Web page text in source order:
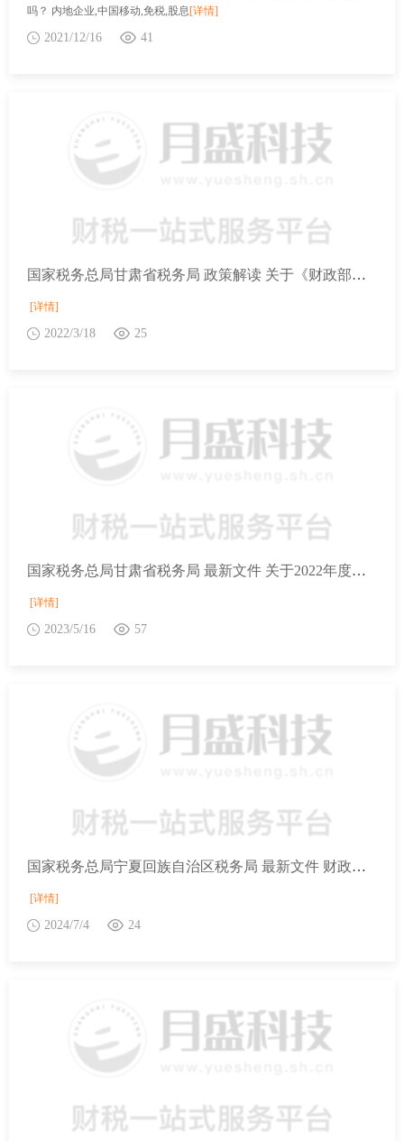
吗？ 内地企业,中国移动,免税,股息[详情]
2021/12/16 41
国家税务总局甘肃省税务局 政策解读 关于《财政部关于延续实施制造业中小微企业延缓缴纳部分税费有关事项的公告》的解读
[详情]
2022/3/18 25
国家税务总局甘肃省税务局 最新文件 关于2022年度税务师职业资格证书（电子版）上线的公告
[详情]
2023/5/16 57
国家税务总局宁夏回族自治区税务局 最新文件 财政部 海关总署 税务总局关于提高自香港澳门进境居民旅客携带行李物品免税额度的公告
[详情]
2024/7/4 24